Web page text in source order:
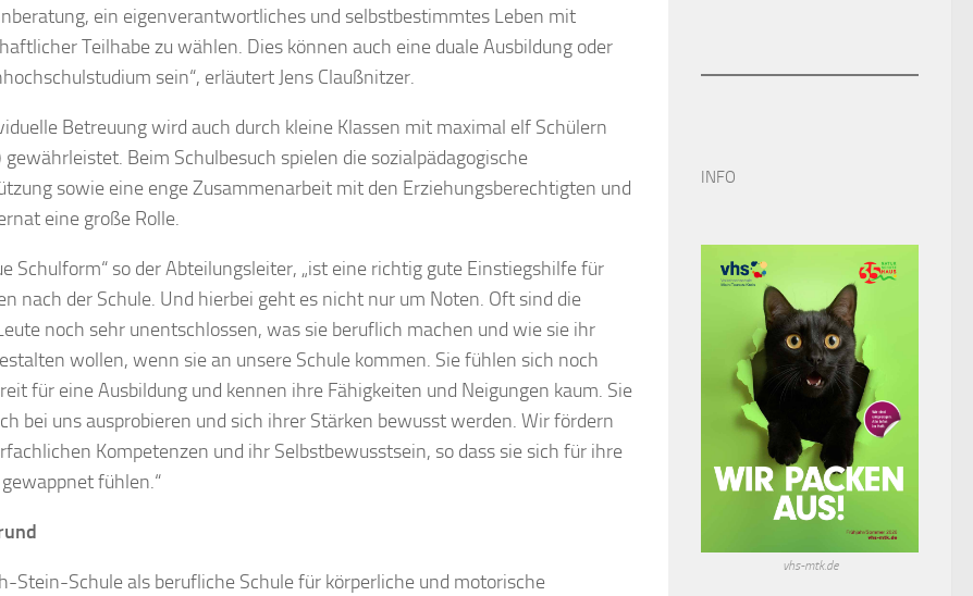
ein eigenverantwortliches und selbstbestimmtes Leben mit
Teilhabe zu wählen. Dies können auch eine duale Ausbildung oder
sein“, erläutert Jens Claußnitzer.
Betreuung wird auch durch kleine Klassen mit maximal elf Schülern
Beim Schulbesuch spielen die sozialpädagogische
sowie eine enge Zusammenarbeit mit den Erziehungsberechtigten und
eine große Rolle.
Schulform“ so der Abteilungsleiter, „ist eine richtig gute Einstiegshilfe für
nach der Schule. Und hierbei geht es nicht nur um Noten. Oft sind die
noch sehr unentschlossen, was sie beruflich machen und wie sie ihr
wollen, wenn sie an unsere Schule kommen. Sie fühlen sich noch
für eine Ausbildung und kennen ihre Fähigkeiten und Neigungen kaum. Sie
bei uns ausprobieren und sich ihrer Stärken bewusst werden. Wir fördern
Kompetenzen und ihr Selbstbewusstsein, so dass sie sich für ihre
fühlen.“
Stein-Schule als berufliche Schule für körperliche und motorische
INFO
vhs-mtk.de